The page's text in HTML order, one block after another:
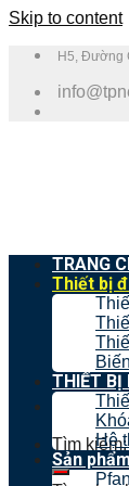
Skip to content
H5, Đường
Tìm kiếm:
TRANG
Thiết bị
THIẾT BỊ
Hệ
Sản